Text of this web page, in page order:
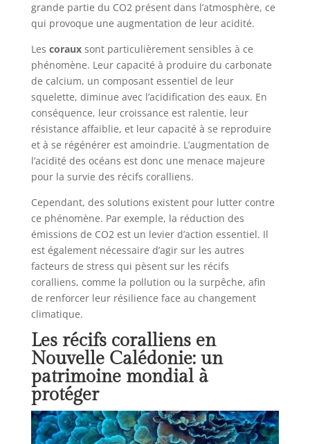
grande partie du CO2 présent dans l’atmosphère, ce
qui provoque une augmentation de leur acidité.
Les corauxsont particulièrement sensibles à ce
phénomène. Leur capacité à produire du carbonate
de calcium, un composant essentiel de leur
squelette, diminue avec l’acidification des eaux. En
conséquence, leur croissance est ralentie, leur
résistance affaiblie, et leur capacité à se reproduire
et à se régénérer est amoindrie. L’augmentation de
l’acidité des océans est donc une menace majeure
pour la survie des récifs coralliens.
Cependant, des solutions existent pour lutter contre
ce phénomène. Par exemple, la réduction des
émissions de CO2 est un levier d’action essentiel. Il
est également nécessaire d’agir sur les autres
facteurs de stress qui pèsent sur les récifs
coralliens, comme la pollution ou la surpêche, afin
de renforcer leur résilience face au changement
climatique.
Les récifs coralliens en
Nouvelle Calédonie: un
patrimoine mondial à
protéger